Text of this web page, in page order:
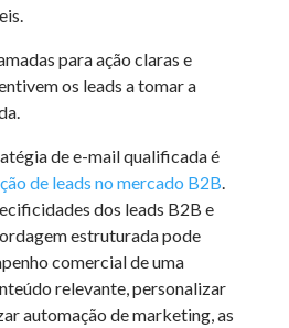
para ação claras e
os leads a tomar a
de e-mail qualificada é
de leads no mercado B2B.
dos leads B2B e
estruturada pode
comercial de uma
relevante, personalizar
automação de marketing, as